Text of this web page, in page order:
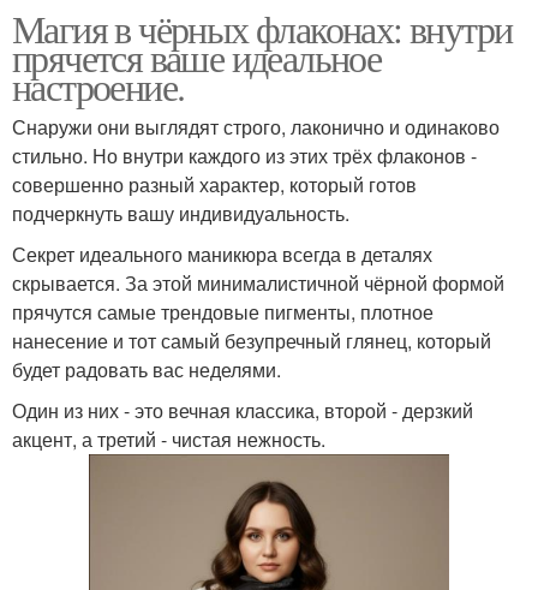
Магия в чёрных флаконах: внутри
прячется ваше идеальное
настроение.
Снаружи они выглядят строго, лаконично и одинаково
стильно. Но внутри каждого из этих трёх флаконов -
совершенно разный характер, который готов
подчеркнуть вашу индивидуальность.
Секрет идеального маникюра всегда в деталях
скрывается. За этой минималистичной чёрной формой
прячутся самые трендовые пигменты, плотное
нанесение и тот самый безупречный глянец, который
будет радовать вас неделями.
Один из них - это вечная классика, второй - дерзкий
акцент, а третий - чистая нежность.